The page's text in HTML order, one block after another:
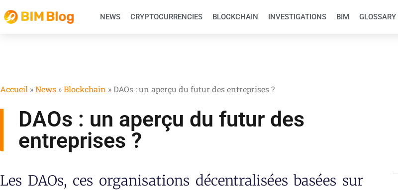
NEWS CRYPTOCURRENCIES BLOCKCHAIN INVESTIGATIONS BIM GLOSSARY
Accueil »News »Blockchain »DAOs : un aperçu du futur des entreprises ?
DAOs : un aperçu du futur des
entreprises ?
Les DAOs, ces organisations décentralisées basées sur